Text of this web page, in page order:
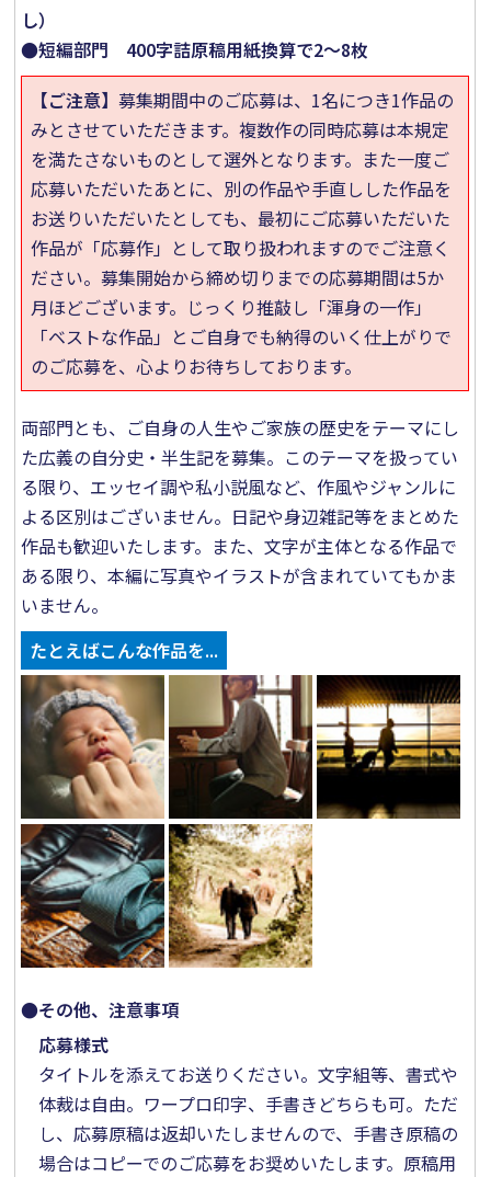
し）
●短編部門 400字詰原稿用紙換算で2～8枚
【ご注意】募集期間中のご応募は、1名につき1作品の
みとさせていただきます。複数作の同時応募は本規定
を満たさないものとして選外となります。また一度ご
応募いただいたあとに、別の作品や手直しした作品を
お送りいただいたとしても、最初にご応募いただいた
作品が「応募作」として取り扱われますのでご注意く
ださい。募集開始から締め切りまでの応募期間は5か
月ほどございます。じっくり推敲し「渾身の一作」
「ベストな作品」とご自身でも納得のいく仕上がりで
のご応募を、心よりお待ちしております。
両部門とも、ご自身の人生やご家族の歴史をテーマにし
た広義の自分史・半生記を募集。このテーマを扱ってい
る限り、エッセイ調や私小説風など、作風やジャンルに
よる区別はございません。日記や身辺雑記等をまとめた
作品も歓迎いたします。また、文字が主体となる作品で
ある限り、本編に写真やイラストが含まれていてもかま
いません。
たとえばこんな作品を...
●その他、注意事項
応募様式
タイトルを添えてお送りください。文字組等、書式や
体裁は自由。ワープロ印字、手書きどちらも可。ただ
し、応募原稿は返却いたしませんので、手書き原稿の
場合はコピーでのご応募をお奨めいたします。原稿用